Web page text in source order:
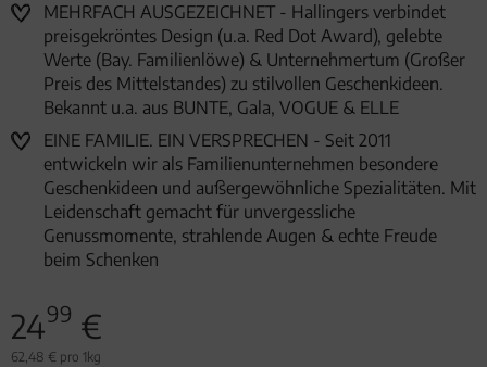
MEHRFACH AUSGEZEICHNET - Hallingers verbindet
preisgekröntes Design (u.a. Red Dot Award), gelebte
Werte (Bay. Familienlöwe) & Unternehmertum (Großer
Preis des Mittelstandes) zu stilvollen Geschenkideen.
Bekannt u.a. aus BUNTE, Gala, VOGUE & ELLE
EINE FAMILIE. EIN VERSPRECHEN - Seit 2011
entwickeln wir als Familienunternehmen besondere
Geschenkideen und außergewöhnliche Spezialitäten. Mit
Leidenschaft gemacht für unvergessliche
Genussmomente, strahlende Augen & echte Freude
beim Schenken
2499 €
62,48 € pro 1kg